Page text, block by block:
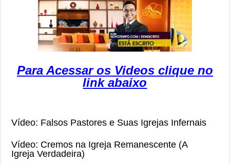
Para Acessar os Videos clique no
link abaixo
Vídeo: Falsos Pastores e Suas Igrejas Infernais
Vídeo: Cremos na Igreja Remanescente (A
Igreja Verdadeira)